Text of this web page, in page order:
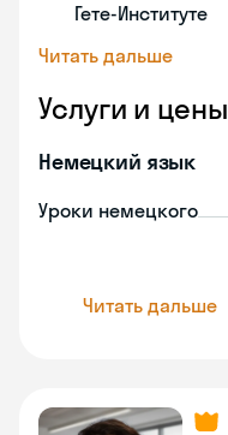
Гете-Институте
Читать дальше
Услуги и цены
Немецкий язык
Уроки немецкого
Читать дальше